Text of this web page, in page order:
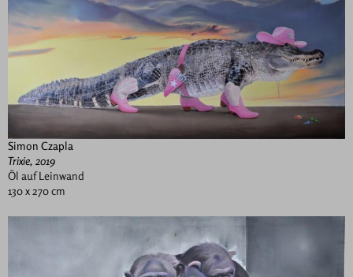
Simon Czapla
Trixie, 2019
Öl auf Leinwand
130 x 270 cm